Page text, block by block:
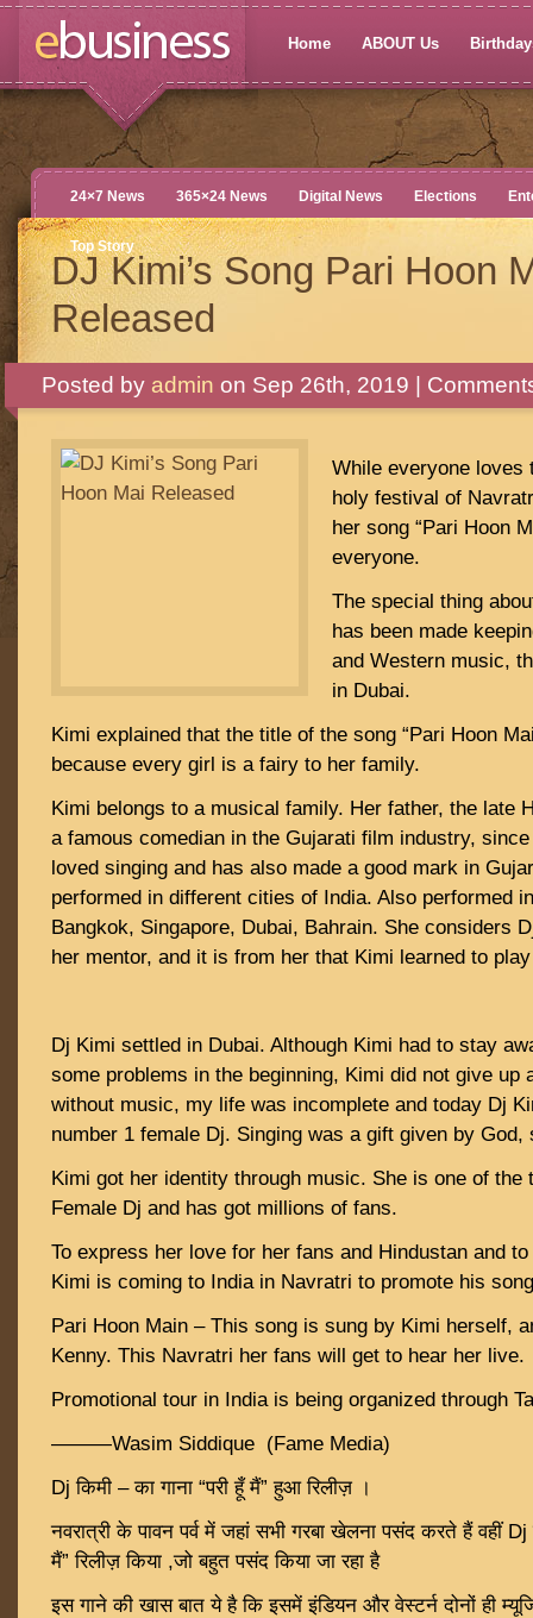
Home ABOUT Us
24×7 News 365×24 News Digital News Elections
Top Story
DJ Kimi’s Song Pari Hoon
Released
Posted by admin on Sep 26th, 2019 |
While everyone loves
holy festival of
her song “Pari Hoon
everyone.
The special thing
has been made
and Western music,
in Dubai.
Kimi explained that the title of the song “Pari Hoon
because every girl is a fairy to her family.
Kimi belongs to a musical family. Her father, the late
a famous comedian in the Gujarati film industry,
loved singing and has also made a good mark in
performed in different cities of India. Also performed
Bangkok, Singapore, Dubai, Bahrain. She considers
her mentor, and it is from her that Kimi learned to
Dj Kimi settled in Dubai. Although Kimi had to stay
some problems in the beginning, Kimi did not give up
without music, my life was incomplete and today Dj
number 1 female Dj. Singing was a gift given by God,
Kimi got her identity through music. She is one of the
Female Dj and has got millions of fans.
To express her love for her fans and Hindustan and
Kimi is coming to India in Navratri to promote his
Pari Hoon Main – This song is sung by Kimi herself,
Kenny. This Navratri her fans will get to hear her live.
Promotional tour in India is being organized through
———Wasim Siddique (Fame Media)
Dj किमी – का गाना “परी हूँ मैं” हुआ रिलीज़ ।
नवरात्री के पावन पर्व में जहां सभी गरबा खेलना पसंद करते हैं वहीं Dj
मैं” रिलीज़ किया ,जो बहुत पसंद किया जा रहा है
इस गाने की खास बात ये है कि इसमें इंडियन और वेस्टर्न दोनों ही